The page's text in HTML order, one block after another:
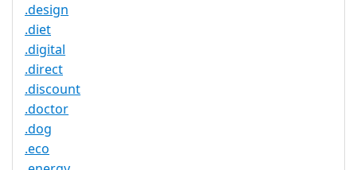
.design
.diet
.digital
.direct
.discount
.doctor
.dog
.eco